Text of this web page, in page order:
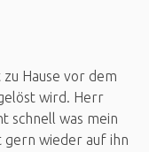
Hause vor dem
wird. Herr
schnell was mein
gern wieder auf ihn